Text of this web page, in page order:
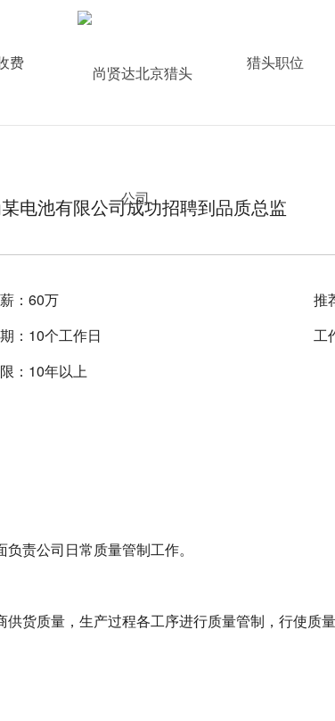
费 猎头职位
电池有限公司成功招聘到品质总监
：60万
推
：10个工作日
工
：10年以上
责公司日常质量管制工作。
货质量，生产过程各工序进行质量管制，行使质